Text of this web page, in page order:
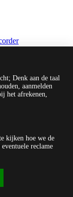
Denk aan de taal
aanmelden
het afrekenen,
kijken hoe we de
reclame